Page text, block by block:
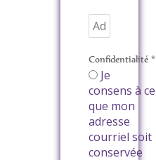
Confidentialité *
Je
consens à ce
que mon
adresse
courriel soit
conservée